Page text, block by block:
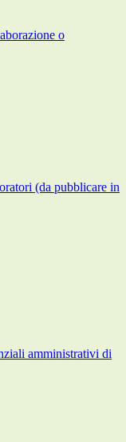
o
(da pubblicare in
amministrativi di